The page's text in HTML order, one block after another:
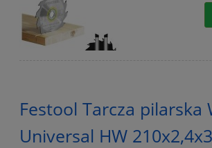
Festool Tarcza pilarska
Universal HW